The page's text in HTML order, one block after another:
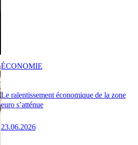
Le ralentissement économique de la zone
euro s’atténue
23.06.2026
ÉCONOMIE